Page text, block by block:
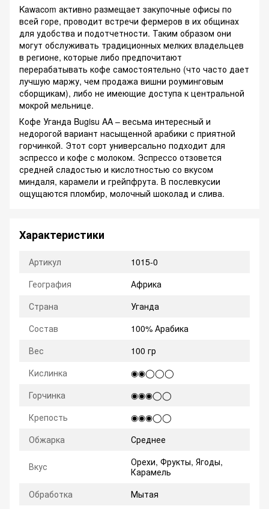
Kawacom активно размещает закупочные офисы по
всей горе, проводит встречи фермеров в их общинах
для удобства и подотчетности. Таким образом они
могут обслуживать традиционных мелких владельцев
в регионе, которые либо предпочитают
перерабатывать кофе самостоятельно (что часто дает
лучшую маржу, чем продажа вишни роуминговым
сборщикам), либо не имеющие доступа к центральной
мокрой мельнице.
Кофе Уганда Bugisu AA – весьма интересный и
недорогой вариант насыщенной арабики с приятной
горчинкой. Этот сорт универсально подходит для
эспрессо и кофе с молоком. Эспрессо отзовется
средней сладостью и кислотностью со вкусом
миндаля, карамели и грейпфрута. В послевкусии
ощущаются пломбир, молочный шоколад и слива.
Характеристики
Артикул
1015-0
География
Африка
Страна
Уганда
Состав
100% Арабика
Вес
100 гр
Кислинка
◉◉◯◯◯
Горчинка
◉◉◉◯◯
Крепость
◉◉◉◯◯
Обжарка
Среднее
Вкус
Орехи, Фрукты, Ягоды,
Карамель
Обработка
Мытая